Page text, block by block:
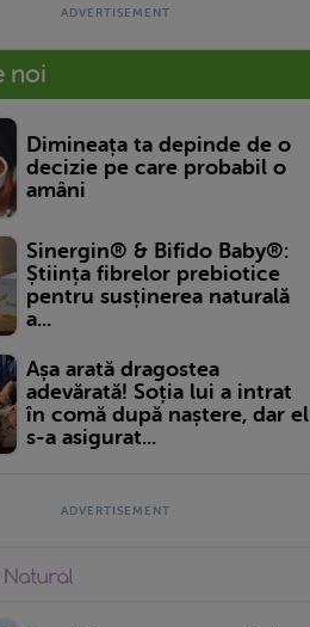
noi
Dimineața ta depinde de o
decizie pe care probabil o
amâni
Sinergin® & Bifido Baby®:
Știința fibrelor prebiotice
pentru susținerea naturală
a...
Așa arată dragostea
adevărată! Soția lui a intrat
în comă după naștere, dar el
s-a asigurat...